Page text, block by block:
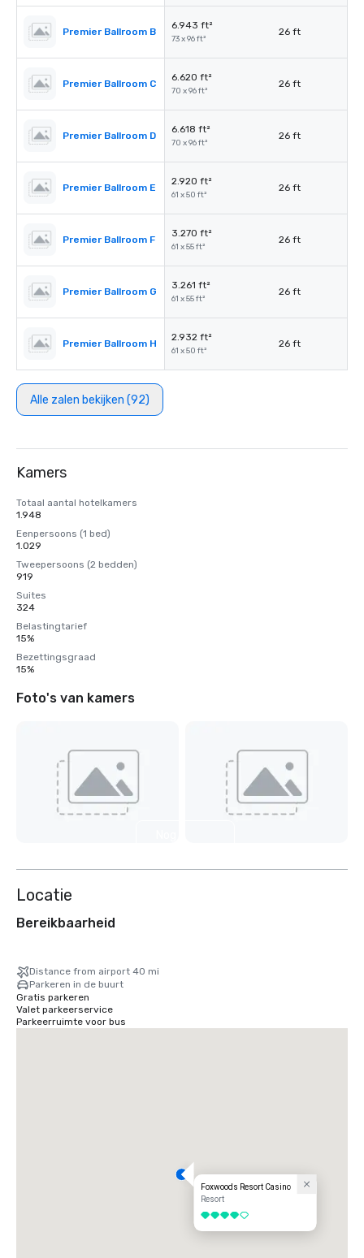
Premier Ballroom B
6.943 ft²
73 x 96 ft²
26 ft
Premier Ballroom C
6.620 ft²
70 x 96 ft²
26 ft
Premier Ballroom D
6.618 ft²
70 x 96 ft²
26 ft
Premier Ballroom E
2.920 ft²
61 x 50 ft²
26 ft
Premier Ballroom F
3.270 ft²
61 x 55 ft²
26 ft
Premier Ballroom G
3.261 ft²
61 x 55 ft²
26 ft
Premier Ballroom H
2.932 ft²
61 x 50 ft²
26 ft
Alle zalen bekijken (92)
Kamers
Totaal aantal hotelkamers
1.948
Eenpersoons (1 bed)
1.029
Tweepersoons (2 bedden)
919
Suites
324
Belastingtarief
15%
Bezettingsgraad
15%
Foto's van kamers
Locatie
Bereikbaarheid
Distance from airport 40 mi
Parkeren in de buurt
Gratis parkeren
Valet parkeerservice
Parkeerruimte voor bus
Foxwoods Resort Casino
Resort
4 van 5